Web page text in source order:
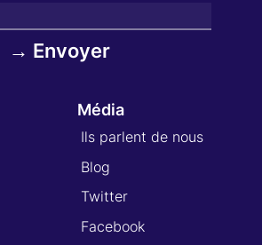
Média
Ils parlent de nous
Blog
Twitter
Facebook